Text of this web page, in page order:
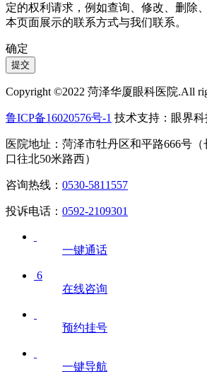
定的权利请求，例如查询、修改、删除
本页面展示的联系方式与我们联系。
确定
提交
Copyright ©2022 菏泽华厦眼科医院.All
鲁ICP备16020576号-1 技术支持：眼界科
医院地址：菏泽市牡丹区和平路666号（
口往北50米路西）
咨询热线： 0530-5811557
投诉电话： 0592-2109301
一键通话
6
在线咨询
预约挂号
一键导航